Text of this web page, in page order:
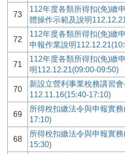
73
112年度各類所得扣(免)繳
體操作示範及說明
72
112年度各類所得扣(免)繳
申報作業說明
71
112年度各類所得扣(免)繳
明112.12.21(09:00-09:50)
70
新設立營利事業稅務講習
112.11.16(15:40-17:10)
69
所得稅扣繳法令與申報實
17:10)
68
所得稅扣繳法令與申報實
15:30)